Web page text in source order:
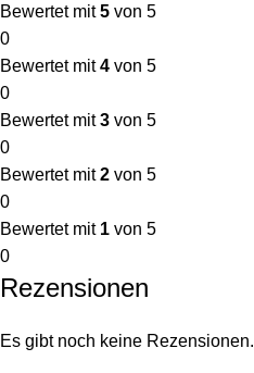
Bewertet mit5 von 5
0
Bewertet mit4 von 5
0
Bewertet mit3 von 5
0
Bewertet mit2 von 5
0
Bewertet mit 1 von 5
0
Rezensionen
Es gibt noch keine Rezensionen.